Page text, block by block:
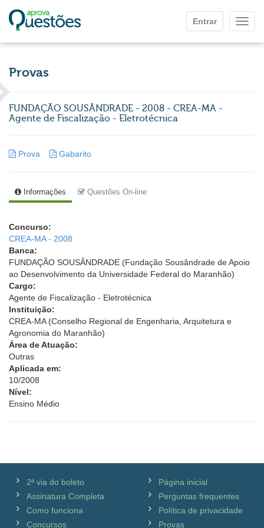
Entrar
Provas
FUNDAÇÃO SOUSÂNDRADE - 2008 - CREA-MA -
Agente de Fiscalização - Eletrotécnica
Prova Gabarito
Informações Questões On-line
Concurso:
CREA-MA - 2008
Banca:
FUNDAÇÃO SOUSÂNDRADE (Fundação Sousândrade de Apoio
ao Desenvolvimento da Universidade Federal do Maranhão)
Cargo:
Agente de Fiscalização - Eletrotécnica
Instituição:
CREA-MA (Conselho Regional de Engenharia, Arquitetura e
Agronomia do Maranhão)
Área de Atuação:
Outras
Aplicada em:
10/2008
Nível:
Ensino Médio
2ª via do boleto
Assinatura Completa
Como funciona
Concursos
Página inicial
Perguntas frequentes
Política de privacidade
Provas